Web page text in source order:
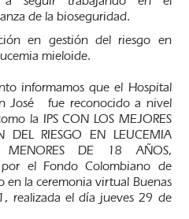
de la bioseguridad.
en gestión del riesgo en
mieloide.
informamos que el Hospital
José fue reconocido a nivel
la IPS CON LOS MEJORES
DEL RIESGO EN LEUCEMIA
DE 18 AÑOS,
el Fondo Colombiano de
en la ceremonia virtual Buenas
realizada el día jueves 29 de